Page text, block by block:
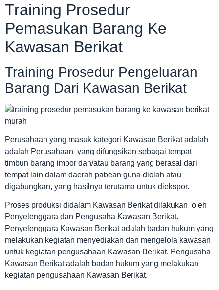
Training Prosedur
Pemasukan Barang Ke
Kawasan Berikat
Training Prosedur Pengeluaran
Barang Dari Kawasan Berikat
Perusahaan yang masuk kategori Kawasan Berikat adalah
adalah Perusahaan yang difungsikan sebagai tempat
timbun barang impor dan/atau barang yang berasal dari
tempat lain dalam daerah pabean guna diolah atau
digabungkan, yang hasilnya terutama untuk diekspor.
Proses produksi didalam Kawasan Berikat dilakukan oleh
Penyelenggara dan Pengusaha Kawasan Berikat.
Penyelenggara Kawasan Berikat adalah badan hukum yang
melakukan kegiatan menyediakan dan mengelola kawasan
untuk kegiatan pengusahaan Kawasan Berikat. Pengusaha
Kawasan Berikat adalah badan hukum yang melakukan
kegiatan pengusahaan Kawasan Berikat.